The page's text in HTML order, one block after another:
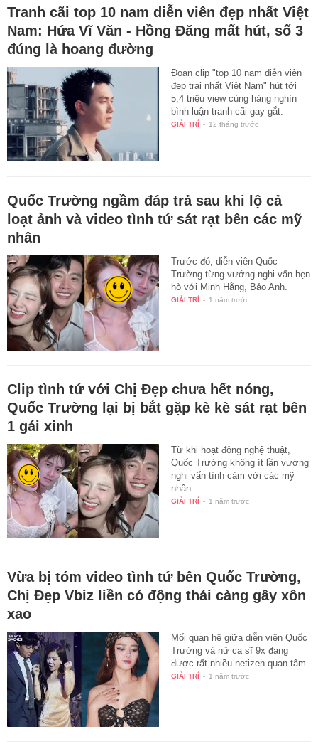
Tranh cãi top 10 nam diễn viên đẹp nhất Việt
Nam: Hứa Vĩ Văn - Hồng Đăng mất hút, số 3
đúng là hoang đường
Đoạn clip "top 10 nam diễn viên
đẹp trai nhất Việt Nam" hút tới
5,4 triệu view cùng hàng nghìn
bình luận tranh cãi gay gắt.
12 tháng trước
Quốc Trường ngầm đáp trả sau khi lộ cả
loạt ảnh và video tình tứ sát rạt bên các mỹ
nhân
Trước đó, diễn viên Quốc
Trường từng vướng nghi vấn hẹn
hò với Minh Hằng, Bảo Anh.
GIẢI TRÍ 1 năm trước
Clip tình tứ với Chị Đẹp chưa hết nóng,
Quốc Trường lại bị bắt gặp kè kè sát rạt bên
1 gái xinh
Từ khi hoạt động nghệ thuật,
Quốc Trường không ít lần vướng
nghi vấn tình cảm với các mỹ
nhân.
GIẢI TRÍ 1 năm trước
Vừa bị tóm video tình tứ bên Quốc Trường,
Chị Đẹp Vbiz liền có động thái càng gây xôn
xao
Mối quan hệ giữa diễn viên Quốc
Trường và nữ ca sĩ 9x đang
được rất nhiều netizen quan tâm.
GIẢI TRÍ 1 năm trước